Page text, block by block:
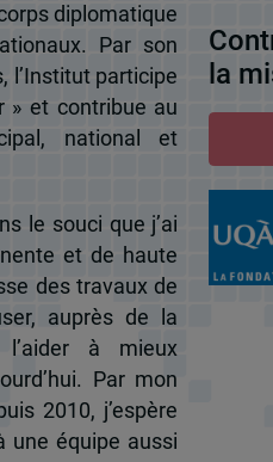
diplomatique
Par son
l’Institut participe
» et contribue au
national et
le souci que j’ai
et de haute
des travaux de
auprès de la
l’aider à mieux
Par mon
2010, j’espère
une équipe aussi
la